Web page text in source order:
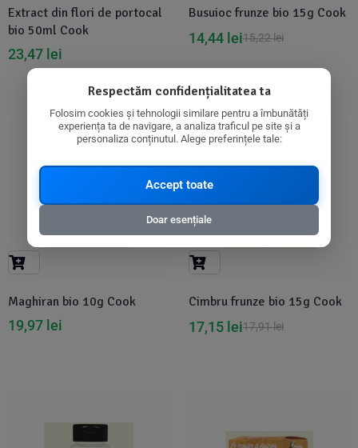
Extract din flori de portocal
bio 50ml Cook
23,47 lei
Busuioc frunze bio 15g Cook
15,22lei
14,44 lei
Maghiran bio 10g Cook
19,97 lei
-4%
Cimbru frunze bio 15g Cook
17,91lei
17,15 lei
Respectăm confidențialitatea ta
Folosim cookies și tehnologii similare pentru a îmbunătăți
experiența ta de navigare, a analiza traficul pe site și a
personaliza conținutul. Alege preferințele tale:
Accept toate
Doar esențiale